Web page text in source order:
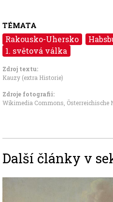
TÉMATA
Rakousko-Uhersko
1. světová válka
Zdroj textu:
Kauzy (extra Historie)
Zdroje fotografii:
Wikimedia Commons, Österreichische
Další články v